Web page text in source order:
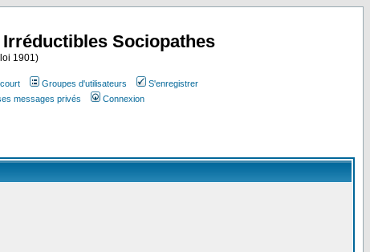
Sociopathes
1901)
Groupes d'utilisateurs
S'enregistrer
messages privés Connexion